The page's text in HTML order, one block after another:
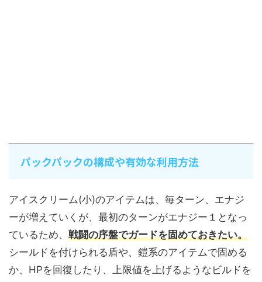
パックパックの構成や有効な利用方法
アイスクリーム(小)のアイテムは、毎ターン、エナジ
ーが増えていくが、最初のターンがエナジー１となっ
ているため、 戦闘の序盤でガードを固めておきたい。
シールドを付けられる盾や、鎧系のアイテムで固める
か、HPを回復したり、上限値を上げるようなビルドを